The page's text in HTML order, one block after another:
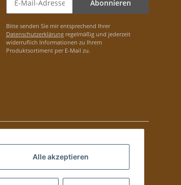
Abonnieren
Bitte senden Sie mir entsprechend Ihrer
Datenschutzerklärungregelmäßig und jederzeit
widerruflich Informationen zu Ihrem
Produktsortiment per E-Mail zu.
Alle akzeptieren